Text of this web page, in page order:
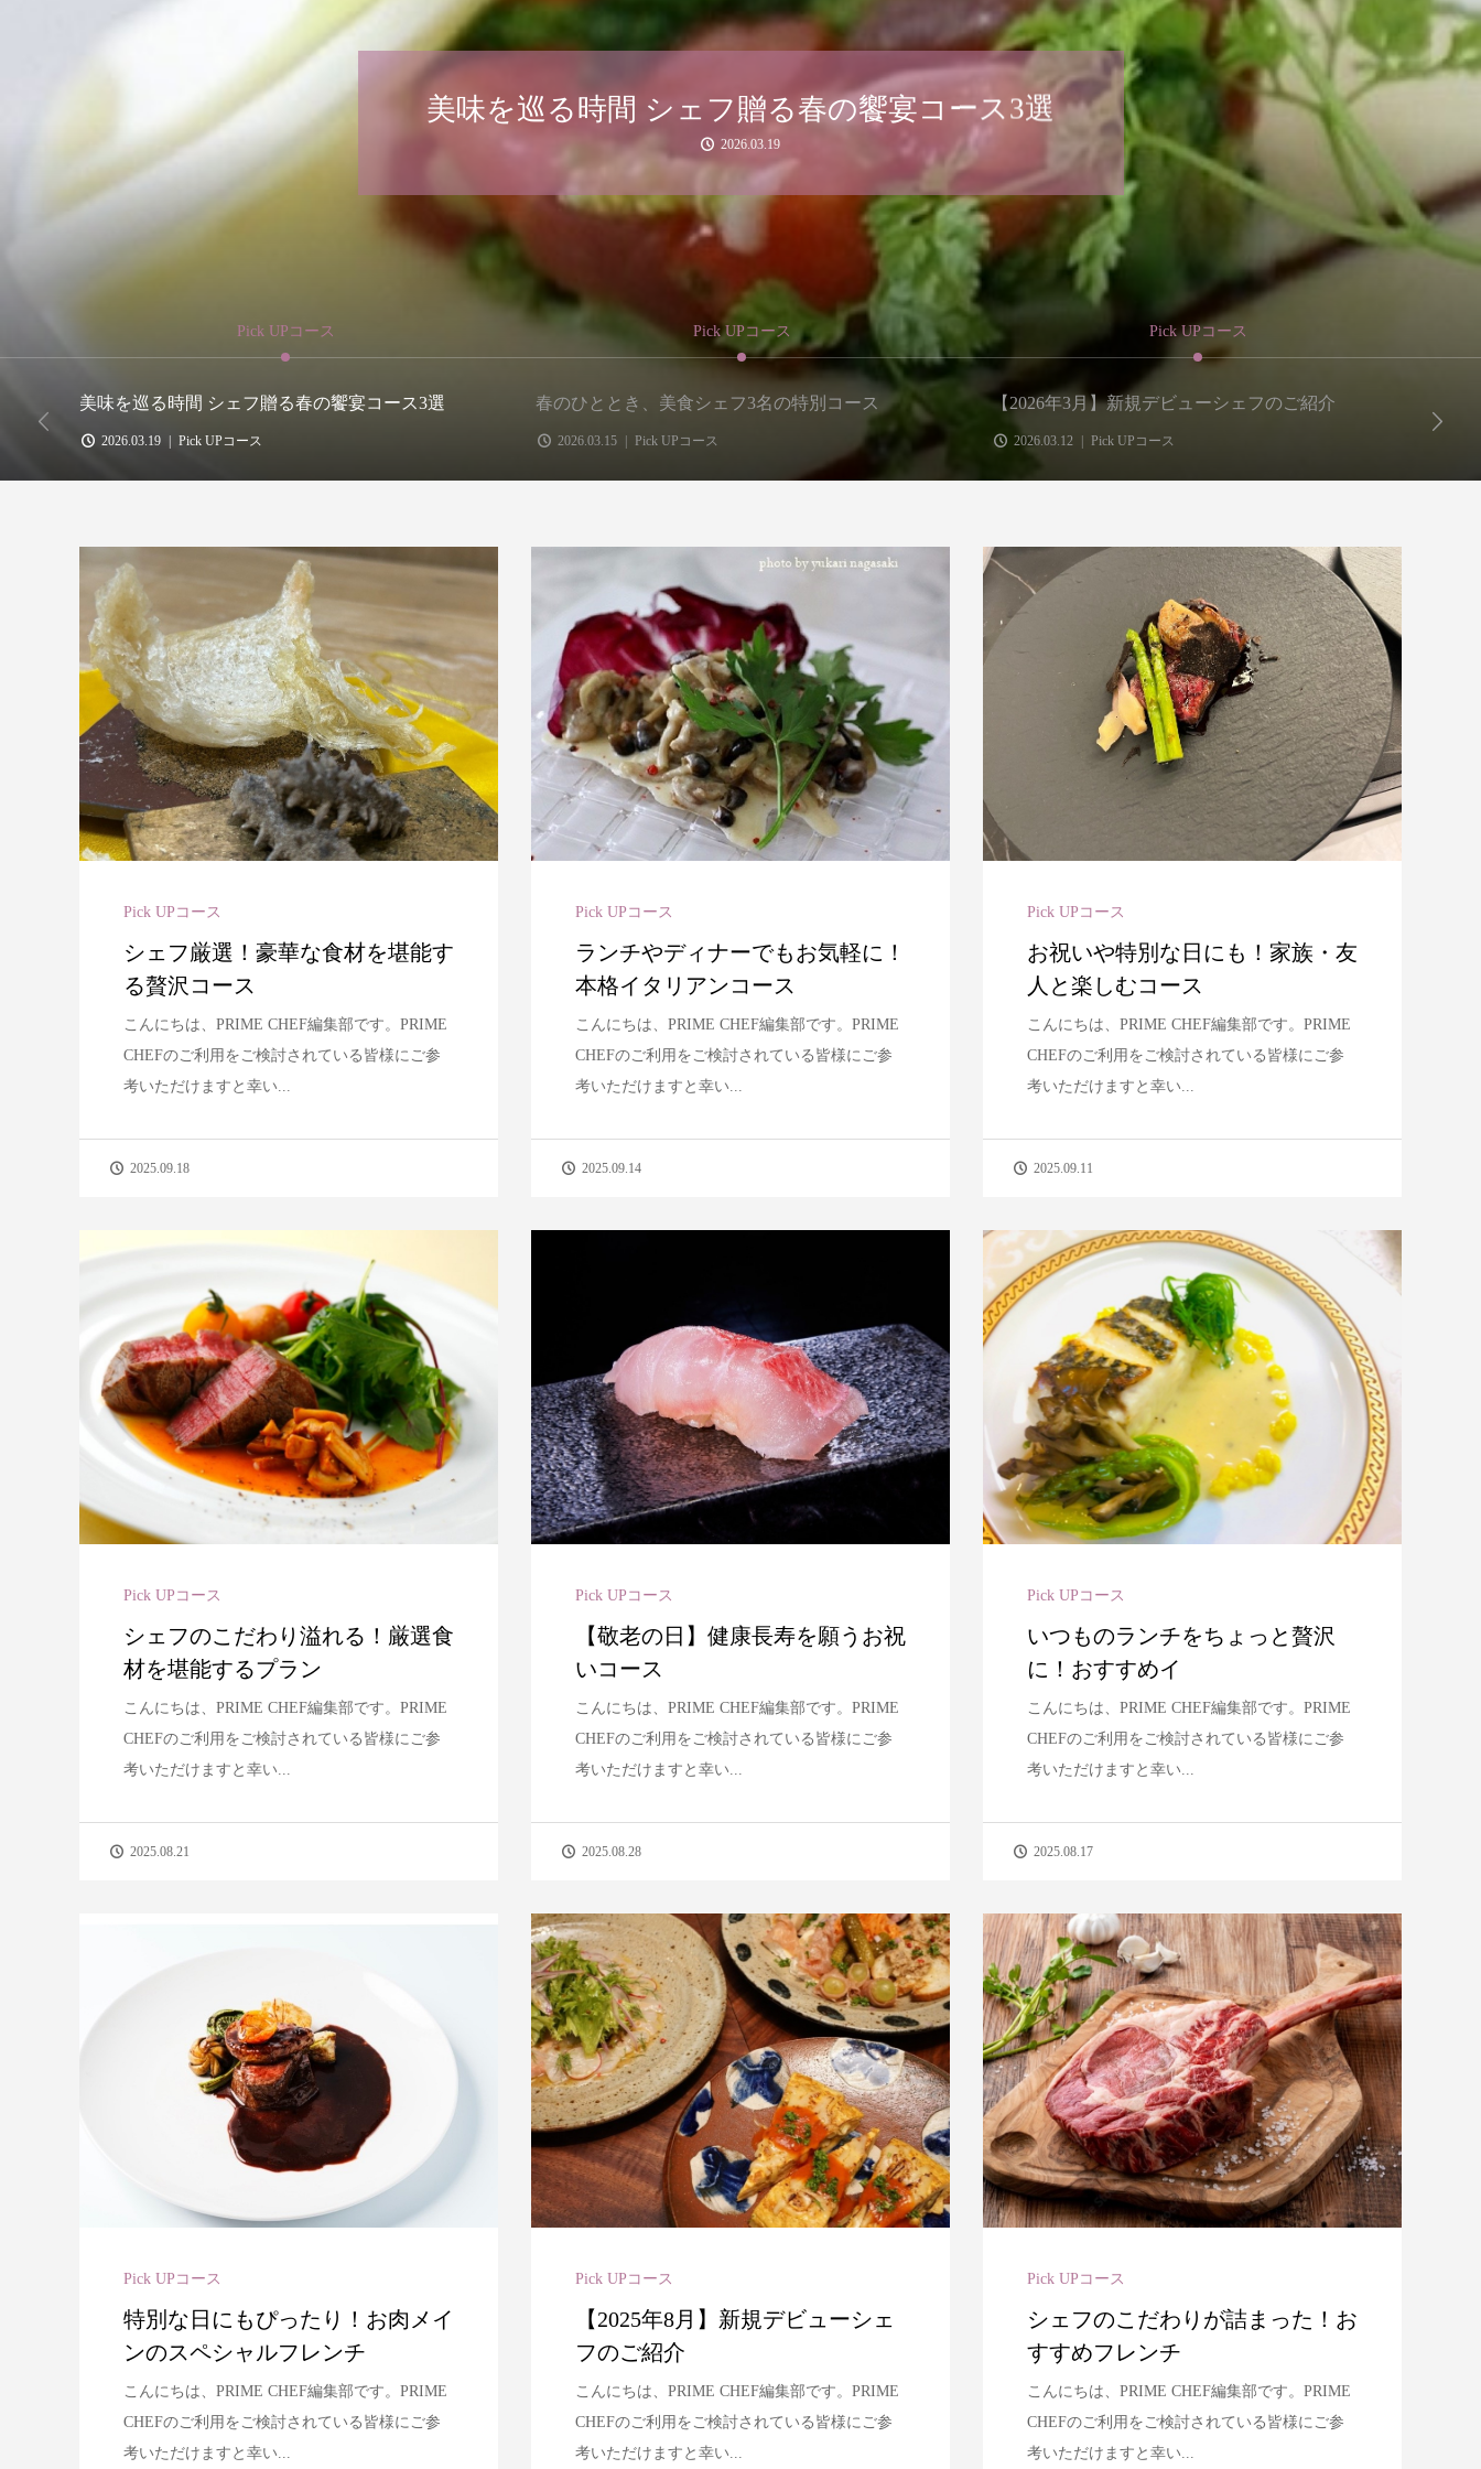
春のひととき、美食シェフ3名の特別コース
2026.03.15
Pick UPコース
美味を巡る時間 シェフ贈る春の饗宴コース3選
2026.03.19 Pick UPコース
Pick UPコース
春のひととき、美食シェフ3名の特別コース
2026.03.15 Pick UPコース
Pick UPコース
【2026年3月】新規デビューシェフのご紹介
2026.03.12 Pick UPコース
Pick UPコース
シェフ厳選！豪華な食材を堪能す
る贅沢コース
こんにちは、PRIME CHEF編集部です。PRIME
CHEFのご利用をご検討されている皆様にご参
考いただけますと幸い...
2025.09.18
Pick UPコース
ランチやディナーでもお気軽に！
本格イタリアンコース
こんにちは、PRIME CHEF編集部です。PRIME
CHEFのご利用をご検討されている皆様にご参
考いただけますと幸い...
2025.09.14
Pick UPコース
お祝いや特別な日にも！家族・友
人と楽しむコース
こんにちは、PRIME CHEF編集部です。PRIME
CHEFのご利用をご検討されている皆様にご参
考いただけますと幸い...
2025.09.11
Pick UPコース
【敬老の日】健康長寿を願うお祝
いコース
こんにちは、PRIME CHEF編集部です。PRIME
CHEFのご利用をご検討されている皆様にご参
考いただけますと幸い...
2025.08.28
Pick UPコース
シェフのこだわり溢れる！厳選食
材を堪能するプラン
こんにちは、PRIME CHEF編集部です。PRIME
CHEFのご利用をご検討されている皆様にご参
考いただけますと幸い...
2025.08.21
Pick UPコース
いつものランチをちょっと贅沢
に！おすすめイ
こんにちは、PRIME CHEF編集部です。PRIME
CHEFのご利用をご検討されている皆様にご参
考いただけますと幸い...
2025.08.17
Pick UPコース
特別な日にもぴったり！お肉メイ
ンのスペシャルフレンチ
こんにちは、PRIME CHEF編集部です。PRIME
CHEFのご利用をご検討されている皆様にご参
考いただけますと幸い...
Pick UPコース
【2025年8月】新規デビューシェ
フのご紹介
こんにちは、PRIME CHEF編集部です。PRIME
CHEFのご利用をご検討されている皆様にご参
考いただけますと幸い...
Pick UPコース
シェフのこだわりが詰まった！お
すすめフレンチ
こんにちは、PRIME CHEF編集部です。PRIME
CHEFのご利用をご検討されている皆様にご参
考いただけますと幸い...